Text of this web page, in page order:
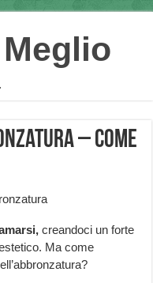
– come
creandoci un forte
Ma come